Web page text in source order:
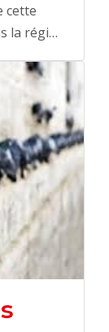
cette
la régi…